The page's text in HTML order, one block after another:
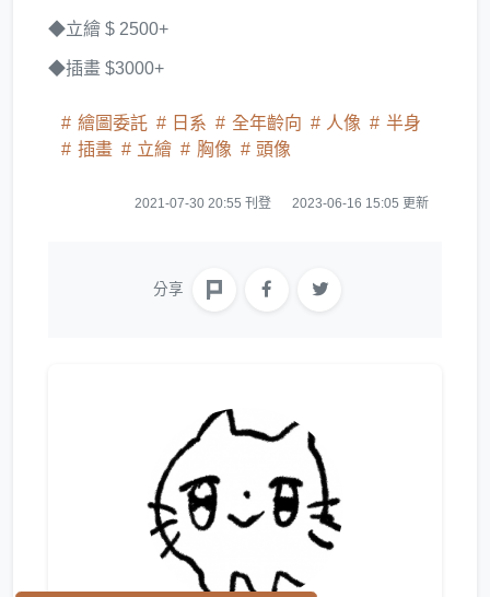
◆立繪 $ 2500+
​◆插畫 $3000+
繪圖委託 日系 全年齡向 人像
半身
插畫
立繪 胸像 頭像
2021-07-30 20:55 刊登 2023-06-16 15:05 更新
分享